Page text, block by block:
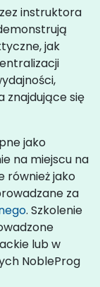
instruktora
jak
znajdujące się
jako
na miejscu na
również jako
za
. Szkolenie
lub w
NobleProg